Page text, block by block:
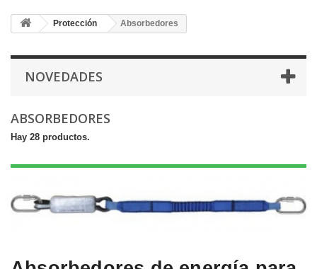
Protección Absorbedores
NOVEDADES
ABSORBEDORES
Hay 28 productos.